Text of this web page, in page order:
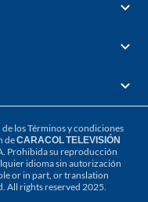
de losTérminos y condiciones
deCARACOL TELEVISIÓN
Prohibida su reproducción
idioma sin autorización
or in part, or translation
rights reserved 2025.